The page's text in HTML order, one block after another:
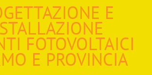
E
FOTOVOLTAICI
E PROVINCIA